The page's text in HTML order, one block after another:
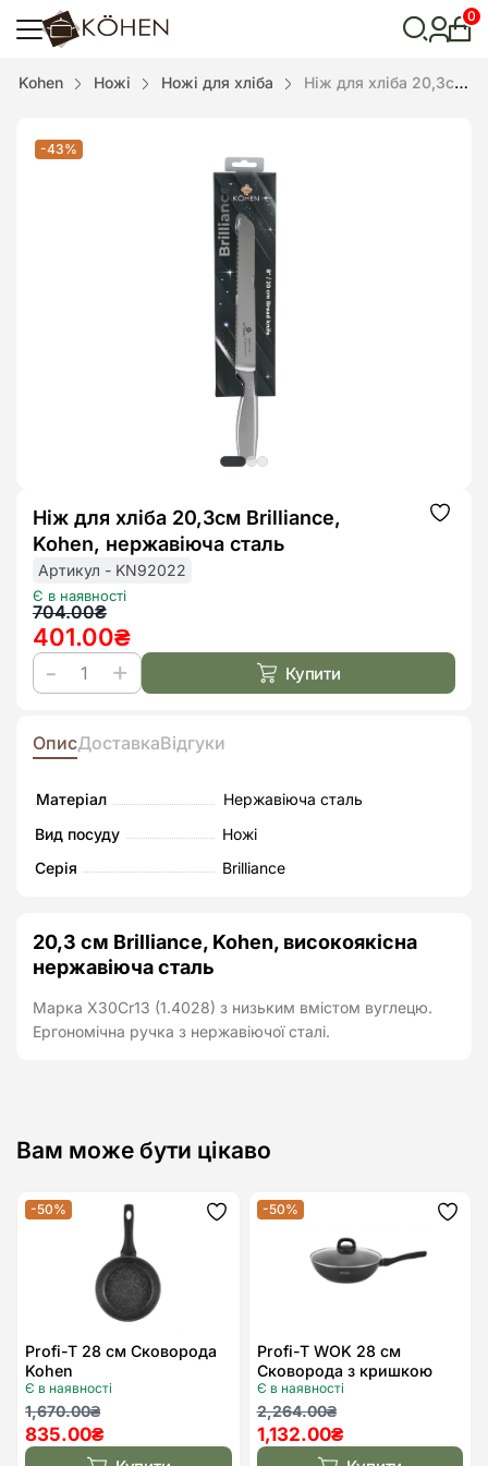
пошук
0
Kohen Ножі Ножі для хліба Ніж для хліба 20,3см Brilliance, Kohen, нержавіюча сталь
-43%
Ніж для хліба 20,3см Brilliance,
Kohen, нержавіюча сталь
Артикул - KN92022
Є в наявності
704.00₴
Оригінальна
ціна:
704.00₴.
401.00₴
Поточна
ціна:
401.00₴.
Ніж
хліба
Brilliance,
нержавіюча
сталь
Купити
ОписДоставкаВідгуки
Матеріал
Нержавіюча сталь
Вид посуду
Ножі
Серія
Brilliance
20,3 см Brilliance, Kohen, високоякісна
нержавіюча сталь
Марка Х30Сr13 (1.4028) з низьким вмістом вуглецю.
Ергономічна ручка з нержавіючої сталі.
Вам може бути цікаво
-50% Додати
Profi-T 28 см Сковорода
Kohen
Є в наявності
1,670.00₴
Оригінальна
ціна:
835.00₴
Поточна
ціна:
-50%
Profi-T WOK 28 см
Сковорода з кришкою
Kohen
Є в наявності
2,264.00₴
Оригінальна
ціна:
1,132.00₴
Поточна
ціна: